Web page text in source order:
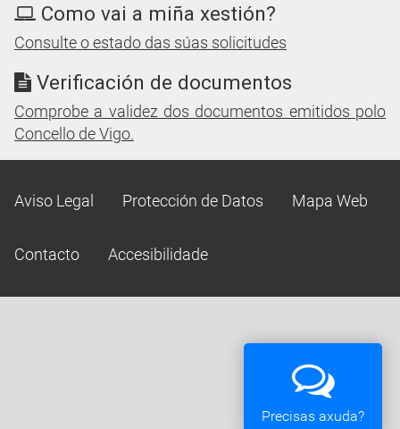
Como vai a miña xestión?
Consulte o estado das súas solicitudes
Verificación de documentos
Comprobe a validez dos documentos emitidos polo
Concello de Vigo.
Aviso Legal Protección de Datos Mapa Web
Contacto Accesibilidade
Precisas axuda?